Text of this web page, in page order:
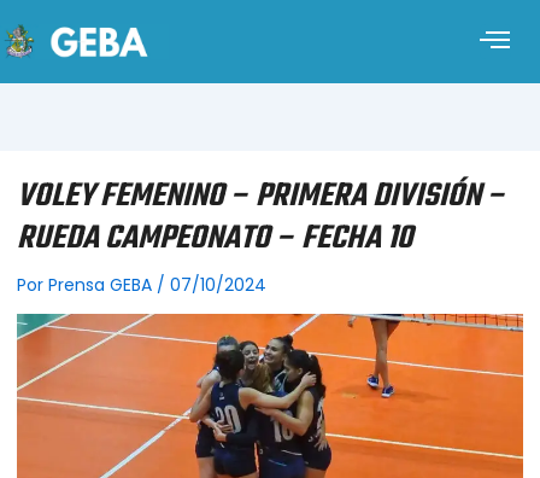
VOLEY FEMENINO – PRIMERA DIVISIÓN –
RUEDA CAMPEONATO – FECHA 10
Por Prensa GEBA / 07/10/2024